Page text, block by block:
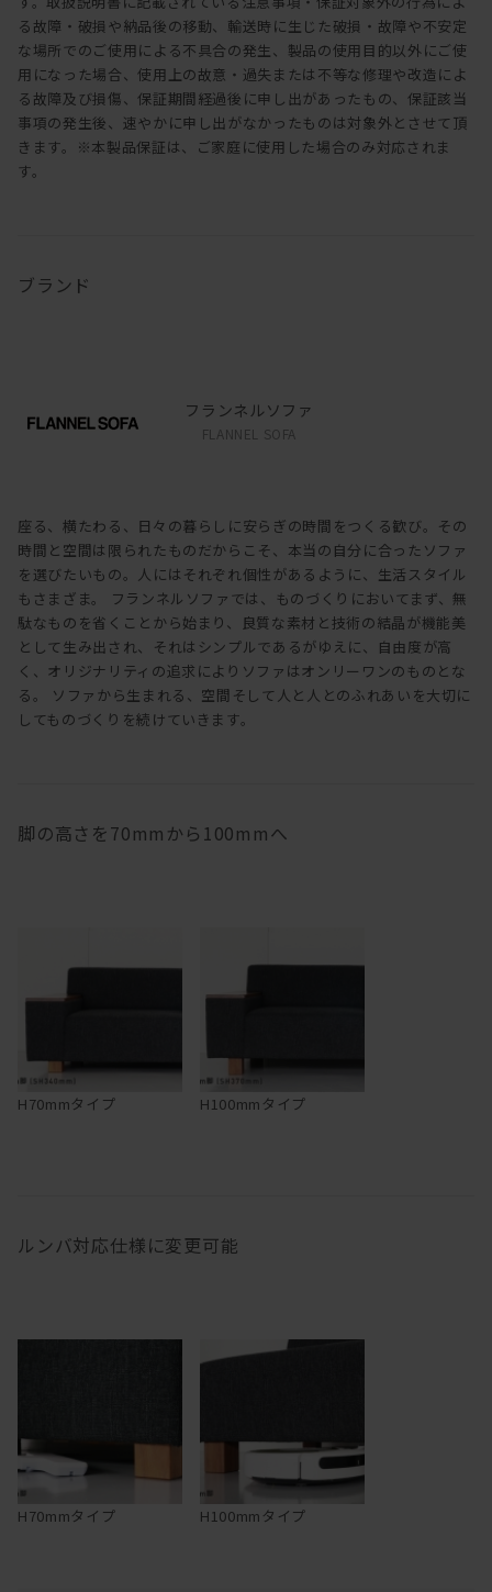
る故障・破損や納品後の移動、輸送時に生じた破損・故障や不安定
な場所でのご使用による不具合の発生、製品の使用目的以外にご使
用になった場合、使用上の故意・過失または不等な修理や改造によ
る故障及び損傷、保証期間経過後に申し出があったもの、保証該当
事項の発生後、速やかに申し出がなかったものは対象外とさせて頂
きます。※本製品保証は、ご家庭に使用した場合のみ対応されま
す。
ブランド
フランネルソファ
FLANNEL SOFA
座る、横たわる、日々の暮らしに安らぎの時間をつくる歓び。その
時間と空間は限られたものだからこそ、本当の自分に合ったソファ
を選びたいもの。人にはそれぞれ個性があるように、生活スタイル
もさまざま。 フランネルソファでは、ものづくりにおいてまず、無
駄なものを省くことから始まり、良質な素材と技術の結晶が機能美
として生み出され、それはシンプルであるがゆえに、自由度が高
く、オリジナリティの追求によりソファはオンリーワンのものとな
る。 ソファから生まれる、空間そして人と人とのふれあいを大切に
してものづくりを続けていきます。
脚の高さを70mmから100mmへ
H70mmタイプ H100mmタイプ
ルンバ対応仕様に変更可能
H70mmタイプ H100mmタイプ